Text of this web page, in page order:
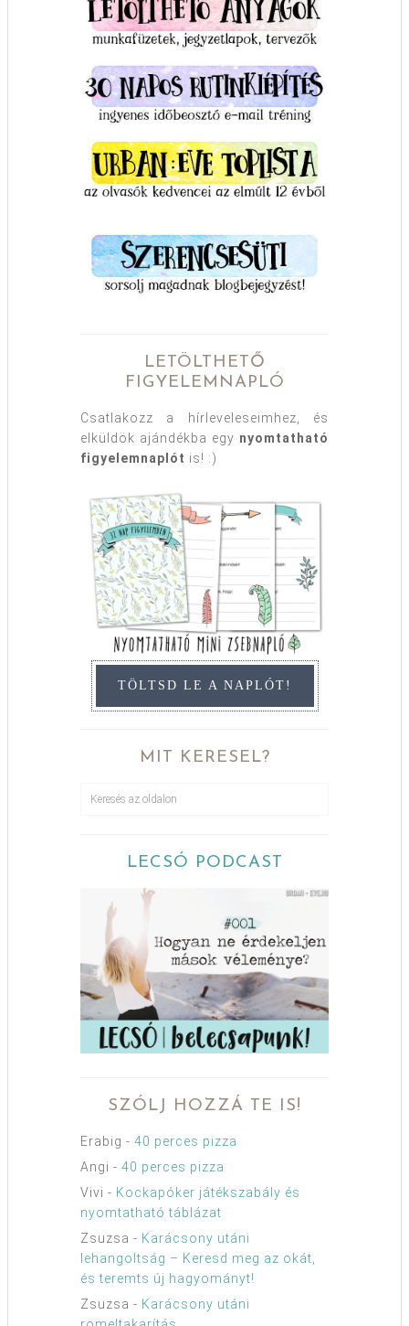
LETÖLTHETŐ
FIGYELEMNAPLÓ
Csatlakozz a hírleveleseimhez, és
elküldök ajándékba egy nyomtatható
figyelemnaplót is! :)
TÖLTSD LE A NAPLÓT!
MIT KERESEL?
LECSÓ PODCAST
SZÓLJ HOZZÁ TE IS!
Erabig - 40 perces pizza
Angi - 40 perces pizza
Vivi - Kockapóker játékszabály és
nyomtatható táblázat
Zsuzsa - Karácsony utáni
lehangoltság – Keresd meg az okát,
és teremts új hagyományt!
Zsuzsa - Karácsony utáni